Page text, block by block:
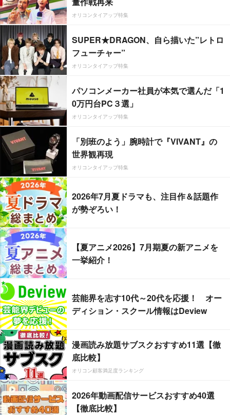
オリコンタイアップ特集
SUPER★DRAGON、自ら描いた”レトロ
フューチャー”
オリコンタイアップ特集
パソコンメーカー社員が本気で選んだ「1
0万円台PC３選」
オリコンタイアップ特集
「別班のよう」腕時計で『VIVANT』の
世界観再現
オリコンタイアップ特集
2026年7月夏ドラマも、注目作＆話題作
が勢ぞろい！
【夏アニメ2026】7月期夏の新アニメを
一挙紹介！
芸能界を志す10代～20代を応援！ オー
ディション・スクール情報はDeview
漫画読み放題サブスクおすすめ11選【徹
底比較】
オリコン顧客満足度ランキング
2026年動画配信サービスおすすめ40選
【徹底比較】